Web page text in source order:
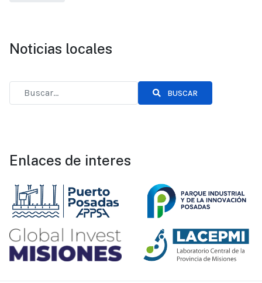
Noticias locales
BUSCAR
Enlaces de interes